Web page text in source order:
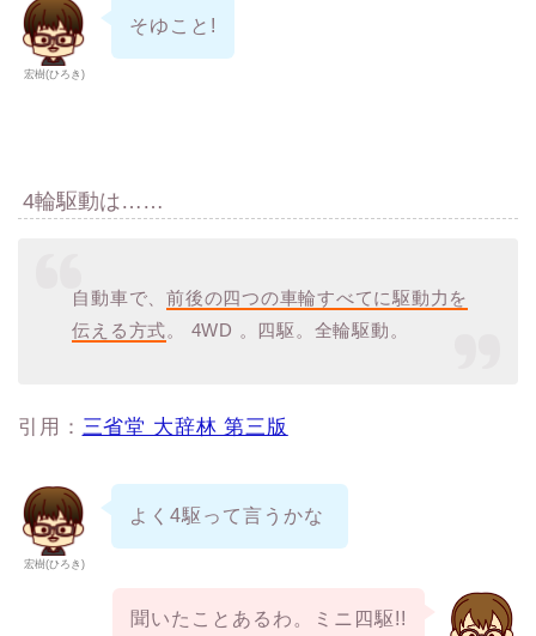
宏樹(ひろき)
そゆこと!
4輪駆動は……
自動車で、前後の四つの車輪すべてに駆動力を
伝える方式。 4WD 。四駆。全輪駆動。
引用： 三省堂 大辞林 第三版
宏樹(ひろき)
よく4駆って言うかな
聞いたことあるわ。ミニ四駆!!